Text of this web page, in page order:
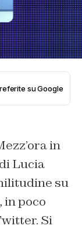
su Google
in
Lucia
su
in poco
Si